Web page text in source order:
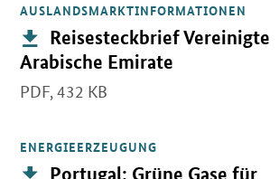
AUSLANDSMARKTINFORMATIONEN
Publikation:
Reisesteckbrief Vereinigte
Arabische Emirate
PDF, 432 KB
Öffnet PDF "Reisesteckbrief Vereinigte
ENERGIEERZEUGUNG
Publikation:
Portugal: Grüne Gase für
Öffnet PDF "Portugal: Grüne Gase für die